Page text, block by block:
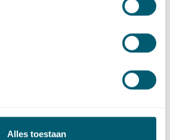
Alles toestaan
laat indienen memorie